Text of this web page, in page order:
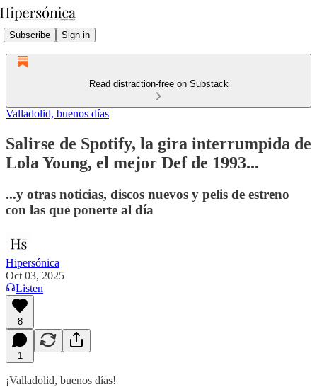
Subscribe Sign in
Read distraction-free on Substack
Valladolid, buenos días
Salirse de Spotify, la gira interrumpida de
Lola Young, el mejor Def de 1993...
...y otras noticias, discos nuevos y pelis de estreno
con las que ponerte al día
Hipersónica
Oct 03, 2025
Listen
8
1
¡Valladolid, buenos días!